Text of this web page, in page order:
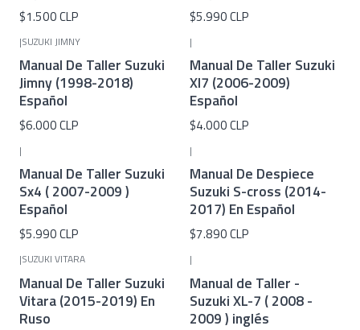
$1.500 CLP $5.990 CLP
|SUZUKI JIMNY
Manual De Taller Suzuki
Jimny (1998-2018)
Español
$6.000 CLP
|
Manual De Taller Suzuki
Xl7 (2006-2009)
Español
$4.000 CLP
|
Manual De Taller Suzuki
Sx4 ( 2007-2009 )
Español
$5.990 CLP
|
Manual De Despiece
Suzuki S-cross (2014-
2017) En Español
$7.890 CLP
|SUZUKI VITARA
Manual De Taller Suzuki
Vitara (2015-2019) En
Ruso
|
Manual de Taller -
Suzuki XL-7 ( 2008 -
2009 ) inglés